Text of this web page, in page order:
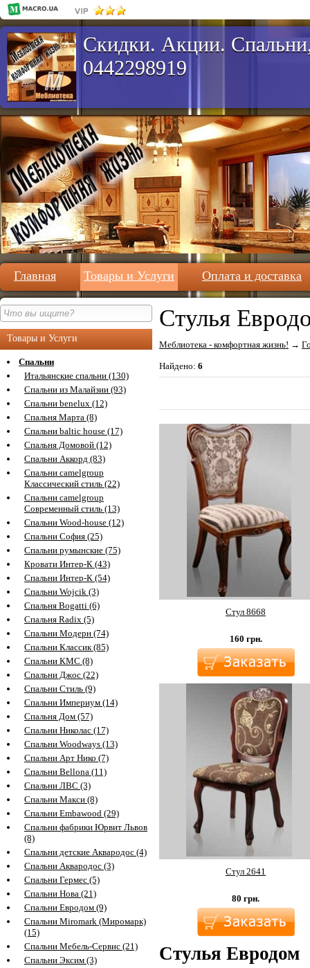
Скидки. Акции.
0442298919
Главная Товары и Услуги Оплата и доставка
Товары и Услуги
Спальни
Итальянские спальни (130)
Спальни из Малайзии (93)
Спальни benelux (12)
Спальня Марта (8)
Спальни baltic house (17)
Спальня Домовой (12)
Спальни Аккорд (83)
Спальни camelgroup
Классический стиль (22)
Спальни camelgroup
Современный стиль (13)
Спальни Wood-house (12)
Спальни София (25)
Спальни румынские (75)
Кровати Интер-К (43)
Спальни Интер-К (54)
Спальни Wojcik (3)
Спальня Bogatti (6)
Спальня Radix (5)
Спальни Модерн (74)
Спальни Классик (85)
Спальни КМС (8)
Спальни Джос (22)
Спальни Стиль (9)
Спальни Империум (14)
Спальня Дом (57)
Спальни Николас (17)
Спальни Woodways (13)
Спальни Арт Нико (7)
Спальни Bellona (11)
Спальни ЛВС (3)
Спальни Макси (8)
Спальни Embawood (29)
Спальни фабрики Юрвит Львов
(8)
Спальни детские Аквародос (4)
Спальни Аквародос (3)
Спальни Гермес (5)
Спальни Нова (21)
Спальни Евродом (9)
Спальни Miromark (Миромарк)
(15)
Спальни Мебель-Сервис (21)
Спальни Эксим (3)
Стулья
Меблиотека - комфортная жизнь! →
Найдено: 6
Стул 8668
160 грн.
Стул 2641
80 грн.
Стулья Евродом